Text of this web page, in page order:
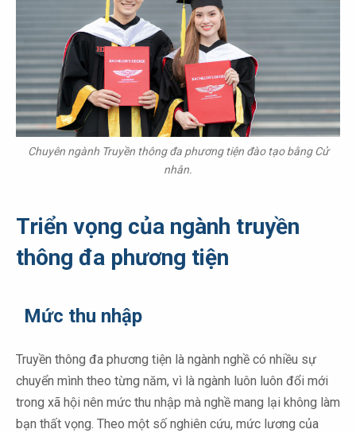
Chuyên ngành Truyền thông đa phương tiện đào tạo bằng Cử
nhân.
Triển vọng của ngành truyền
thông đa phương tiện
Mức thu nhập
Truyền thông đa phương tiện là ngành nghề có nhiều sự
chuyển mình theo từng năm, vì là ngành luôn luôn đổi mới
trong xã hội nên mức thu nhập mà nghề mang lại không làm
bạn thất vọng. Theo một số nghiên cứu, mức lương của